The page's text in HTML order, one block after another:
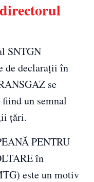
SNTGN
de declarații în
se
fiind un semnal
țări.
PENTRU
în
este un motiv